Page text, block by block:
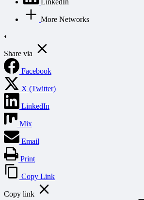
LinkedIn
More Networks
Share via
Facebook
X (Twitter)
LinkedIn
Mix
Email
Print
Copy Link
Copy link